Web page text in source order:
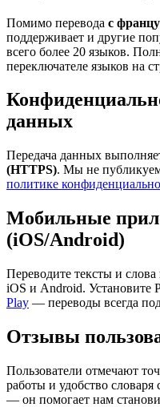
Помимо перевода с
поддерживает и другие
всего более 20 языков.
переключателе языков на
данных
Передача данных
(HTTPS). Мы не
политике
Мобильные
(iOS/Android)
Переводите тексты и слова
iOS и Android. Установите
Play — переводы всегда
Отзывы
Пользователи отмечают
работы и удобство
— он помогает нам